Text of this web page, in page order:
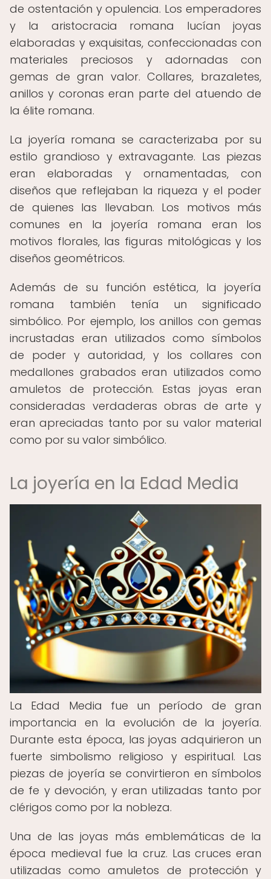
de ostentación y opulencia. Los emperadores
y la aristocracia romana lucían joyas
elaboradas y exquisitas, confeccionadas con
materiales preciosos y adornadas con
gemas de gran valor. Collares, brazaletes,
anillos y coronas eran parte del atuendo de
la élite romana.
La joyería romana se caracterizaba por su
estilo grandioso y extravagante. Las piezas
eran elaboradas y ornamentadas, con
diseños que reflejaban la riqueza y el poder
de quienes las llevaban. Los motivos más
comunes en la joyería romana eran los
motivos florales, las figuras mitológicas y los
diseños geométricos.
Además de su función estética, la joyería
romana también tenía un significado
simbólico. Por ejemplo, los anillos con gemas
incrustadas eran utilizados como símbolos
de poder y autoridad, y los collares con
medallones grabados eran utilizados como
amuletos de protección. Estas joyas eran
consideradas verdaderas obras de arte y
eran apreciadas tanto por su valor material
como por su valor simbólico.
La joyería en la Edad Media
La Edad Media fue un período de gran
importancia en la evolución de la joyería.
Durante esta época, las joyas adquirieron un
fuerte simbolismo religioso y espiritual. Las
piezas de joyería se convirtieron en símbolos
de fe y devoción, y eran utilizadas tanto por
clérigos como por la nobleza.
Una de las joyas más emblemáticas de la
época medieval fue la cruz. Las cruces eran
utilizadas como amuletos de protección y